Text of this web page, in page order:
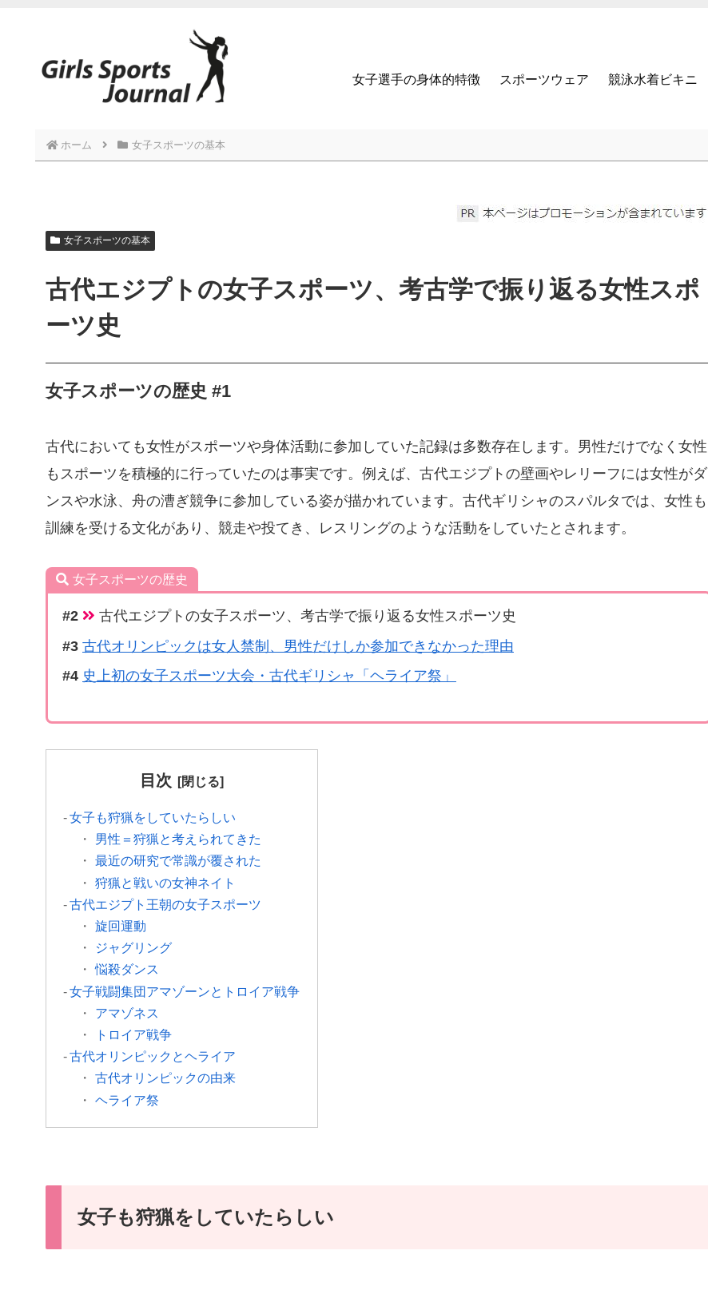
女子選手の身体的特徴 スポーツウェア 競泳水着ビキニ
ホーム 女子スポーツの基本
女子スポーツの基本
古代エジプトの女子スポーツ、考古学で振り返る女性スポ
ーツ史
女子スポーツの歴史 #1
古代においても女性がスポーツや身体活動に参加していた記録は多数存在します。男性だけでなく女性
もスポーツを積極的に行っていたのは事実です。例えば、古代エジプトの壁画やレリーフには女性がダ
ンスや水泳、舟の漕ぎ競争に参加している姿が描かれています。古代ギリシャのスパルタでは、女性も
訓練を受ける文化があり、競走や投てき、レスリングのような活動をしていたとされます。
女子スポーツの歴史
古代エジプトの女子スポーツ、考古学で振り返る女性スポーツ史
古代オリンピックは女人禁制、男性だけしか参加できなかった理由
史上初の女子スポーツ大会・古代ギリシャ「ヘライア祭」
目次
女子も狩猟をしていたらしい
男性＝狩猟と考えられてきた
最近の研究で常識が覆された
狩猟と戦いの女神ネイト
古代エジプト王朝の女子スポーツ
旋回運動
ジャグリング
悩殺ダンス
女子戦闘集団アマゾーンとトロイア戦争
アマゾネス
トロイア戦争
古代オリンピックとヘライア
古代オリンピックの由来
ヘライア祭
女子も狩猟をしていたらしい